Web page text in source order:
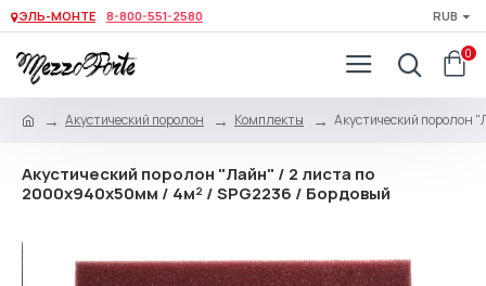
ЭЛЬ-МОНТЕ 8-800-551-2580 RUB
0
Акустический поролон Комплекты Акустический поролон
Акустический поролон "Лайн" / 2 листа по
2000x940x50мм / 4м² / SPG2236 / Бордовый